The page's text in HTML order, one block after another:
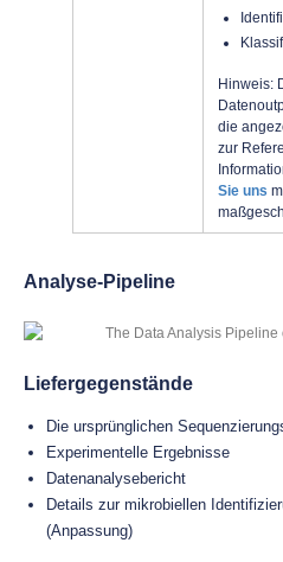
Hinweis:
die
zur
Sie uns
Analyse-Pipeline
Liefergegenstände
Die ursprünglichen
Experimentelle Ergebnisse
Datenanalysebericht
Details zur mikrobiellen
(Anpassung)